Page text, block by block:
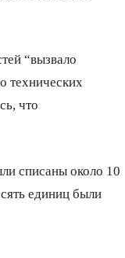
“вызвало
технических
что
списаны около 10
единиц были